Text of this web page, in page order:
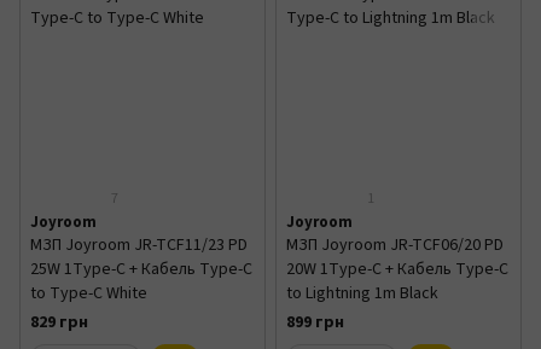
7
Joyroom
МЗП Joyroom JR-TCF11/23 PD
25W 1Type-C + Кабель Type-C
to Type-C White
829 грн
1
Joyroom
МЗП Joyroom JR-TCF06/20 PD
20W 1Type-C + Кабель Type-C
to Lightning 1m Black
899 грн